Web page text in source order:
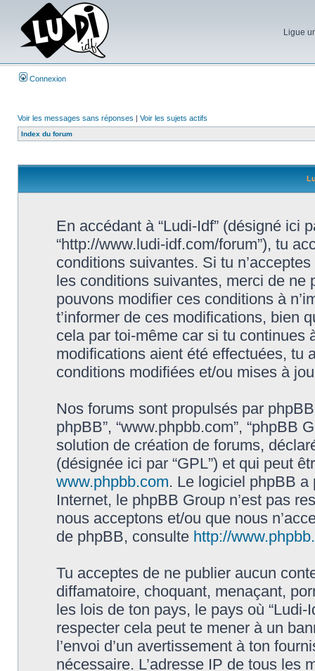
Ligue
Connexion
Voir les messages sans réponses | Voir les sujets actifs
Index du forum
En accédant à “Ludi-Idf” (désigné ici
“http://www.ludi-idf.com/forum”), tu
conditions suivantes. Si tu
les conditions suivantes, merci de ne
pouvons modifier ces conditions à
t’informer de ces modifications, bien
cela par toi-même car si tu continues
modifications aient été effectuées, tu
conditions modifiées et/ou mises à
Nos forums sont propulsés par phpBB
phpBB”, “www.phpbb.com”, “phpBB
solution de création de forums,
(désignée ici par “GPL”) et qui peut
www.phpbb.com. Le logiciel phpBB
Internet, le phpBB Group n’est pas
nous acceptons et/ou que nous
de phpBB, consulte http://
Tu acceptes de ne publier aucun
diffamatoire, choquant, menaçant,
les lois de ton pays, le pays où
respecter cela peut te mener à un
l’envoi d’un avertissement à ton
nécessaire. L’adresse IP de tous les